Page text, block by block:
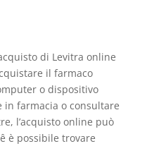
di Levitra online
il farmaco
o dispositivo
in farmacia o consultare
l’acquisto online può
è possibile trovare